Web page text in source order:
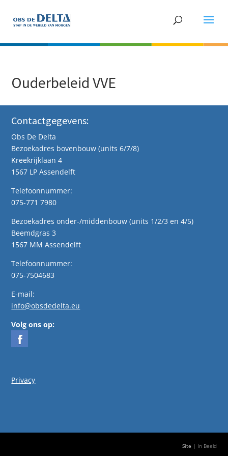
Ouderbeleid VVE
Contactgegevens:
Obs De Delta
Bezoekadres bovenbouw (units 6/7/8)
Kreekrijklaan 4
1567 LP Assendelft
Telefoonnummer:
075-771 7980
Bezoekadres onder-/middenbouw (units 1/2/3 en 4/5)
Beemdgras 3
1567 MM Assendelft
Telefoonnummer:
075-7504683
E-mail:
info@obsdedelta.eu
Volg ons op:
Privacy
Site | In Beeld